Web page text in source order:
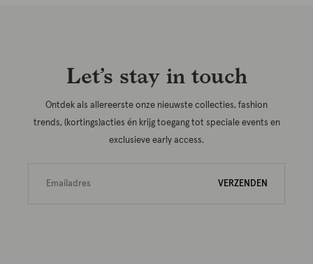
Let’s stay in touch
Ontdek als allereerste onze nieuwste collecties, fashion
trends, (kortings)acties én krijg toegang tot speciale events en
exclusieve early access.
VERZENDEN